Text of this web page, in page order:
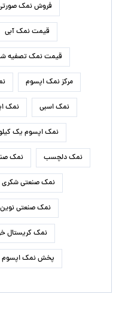
فروش نمک
قیمت نمک آبی
قیمت نمک تصفیه
مرکز نمک اپسوم
نمک اسبی نمک
نمک اپسوم یک
نمک دلچسب نمک
نمک صنعتی شکری
نمک صنعتی
نمک کریستال
پخش نمک اپسوم